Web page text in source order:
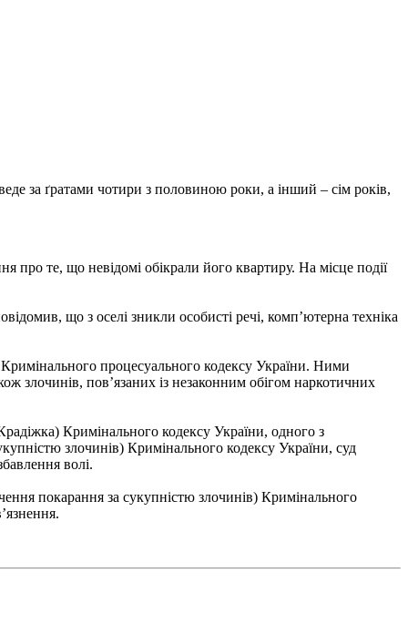
за ґратами чотири з половиною роки, а інший – сім років,
про те, що невідомі обікрали його квартиру. На місце події
що з оселі зникли особисті речі, комп’ютерна техніка
Кримінального процесуального кодексу України. Ними
злочинів, пов’язаних із незаконним обігом наркотичних
Кримінального кодексу України, одного з
злочинів) Кримінального кодексу України, суд
волі.
покарання за сукупністю злочинів) Кримінального